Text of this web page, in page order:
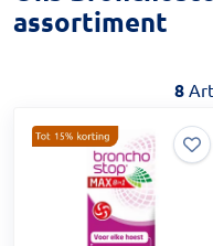
assortiment
8